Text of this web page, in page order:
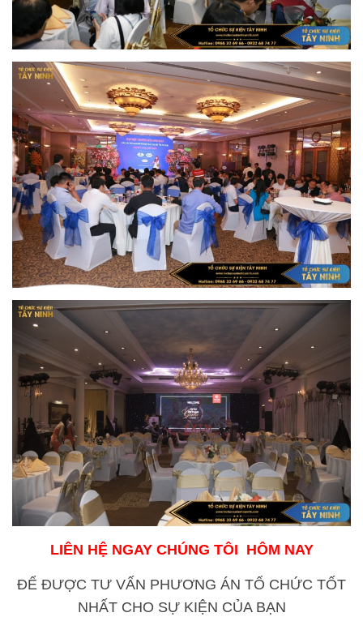
LIÊN HỆ NGAY CHÚNG TÔI HÔM NAY
ĐỂ ĐƯỢC TƯ VẤN PHƯƠNG ÁN TỔ CHỨC TỐT
NHẤT CHO SỰ KIỆN CỦA BẠN